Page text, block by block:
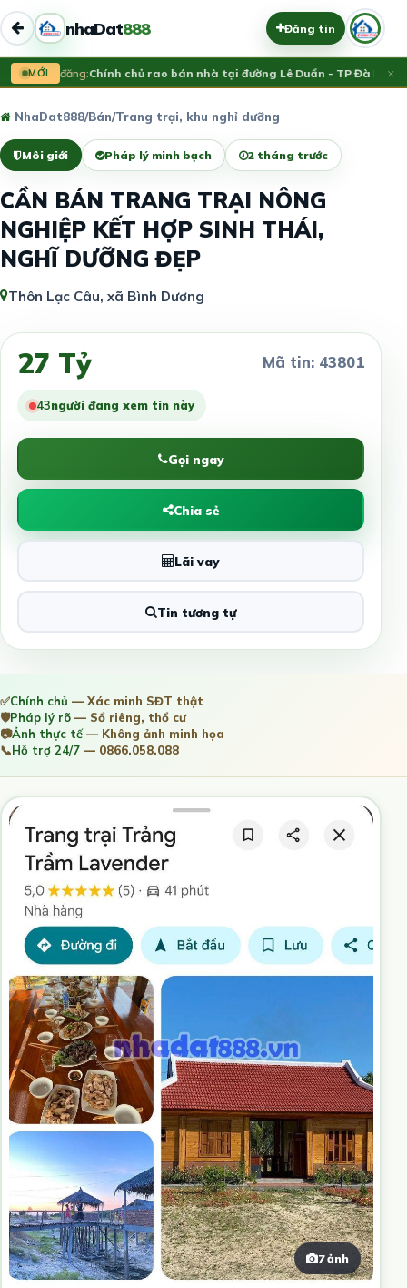
nhaDat888 Đăng tin
MỚI
Vừa đăng:Chính chủ rao bán nhà tại đường Lê Duẩn - TP Đà Nẵng;
×
NhaDat888/Bán/Trang trại, khu nghỉ dưỡng
Môi giới Pháp lý minh bạch 2 tháng trước
CẦN BÁN TRANG TRẠI NÔNG
NGHIỆP KẾT HỢP SINH THÁI,
NGHĨ DƯỠNG ĐẸP
Thôn Lạc Câu, xã Bình Dương
27 Tỷ Mã tin: 43801
43người đang xem tin này
Gọi ngay
Chia sẻ
Lãi vay
Tin tương tự
✅Chính chủ — Xác minh SĐT thật
🛡️Pháp lý rõ — Sổ riêng, thổ cư
📷Ảnh thực tế— Không ảnh minh họa
📞Hỗ trợ 24/7 — 0866.058.088
7 ảnh